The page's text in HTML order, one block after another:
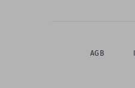
AGB